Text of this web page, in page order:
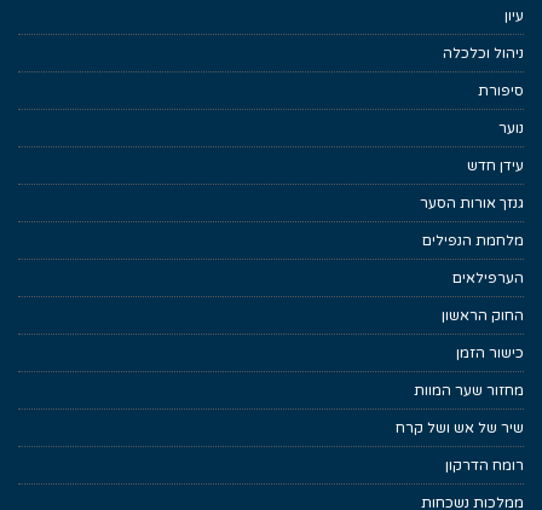
עיון
ניהול וכלכלה
סיפורת
נוער
עידן חדש
גנזך אורות הסער
מלחמת הנפילים
הערפילאים
החוק הראשון
כישור הזמן
מחזור שער המוות
שיר של אש ושל קרח
רומח הדרקון
ממלכות נשכחות